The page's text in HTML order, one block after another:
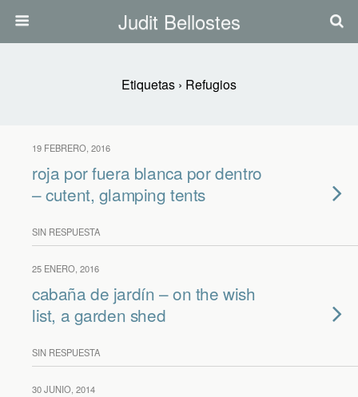
Judit Bellostes
Etiquetas › Refugios
19 FEBRERO, 2016
roja por fuera blanca por dentro
– cutent, glamping tents
SIN RESPUESTA
25 ENERO, 2016
cabaña de jardín – on the wish
list, a garden shed
SIN RESPUESTA
30 JUNIO, 2014